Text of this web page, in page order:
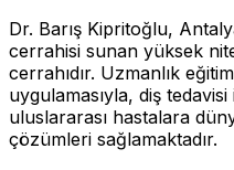
Dr. Barış Kipritoğlu,
cerrahisi sunan yüksek
cerrahıdır. Uzmanlık
uygulamasıyla, diş
uluslararası hastalara
çözümleri sağlamaktadır.